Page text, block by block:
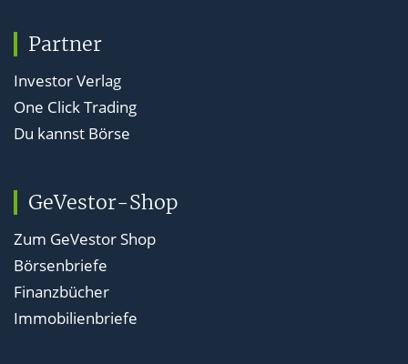
Partner
Investor Verlag
One Click Trading
Du kannst Börse
GeVestor-Shop
Zum GeVestor Shop
Börsenbriefe
Finanzbücher
Immobilienbriefe